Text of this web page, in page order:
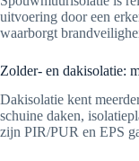
uitvoering door een
waarborgt
Zolder- en dakisolatie:
Dakisolatie kent
schuine daken,
zijn PIR/PUR en EPS